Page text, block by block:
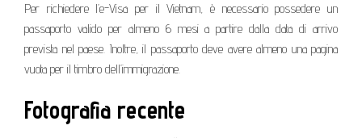
Per richiedere l’e-Visa per il Vietnam, è necessario possedere un
passaporto valido per almeno 6 mesi a partire dalla data di arrivo
prevista nel paese. Inoltre, il passaporto deve avere almeno una pagina
vuota per il timbro dell’immigrazione.
Fotografia recente